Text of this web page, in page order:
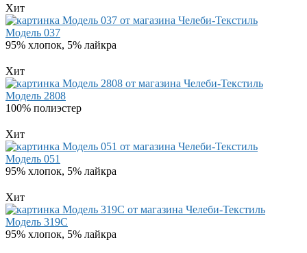
Хит
Модель 037
95% хлопок, 5% лайкра
Хит
Модель 2808
100% полиэстер
Хит
Модель 051
95% хлопок, 5% лайкра
Хит
Модель 319C
95% хлопок, 5% лайкра